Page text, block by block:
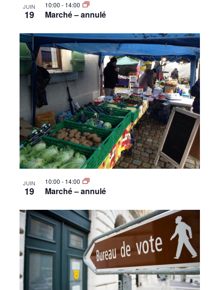
JUIN
19
10:00 - 14:00
Marché – annulé
JUIN
19
10:00 - 14:00
Marché – annulé